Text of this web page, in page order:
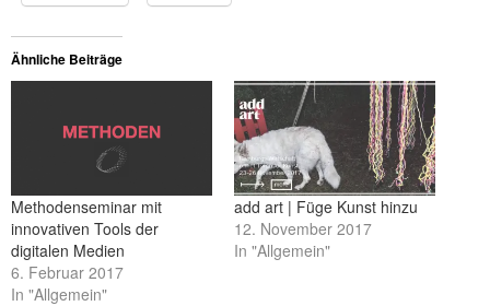
Ähnliche Beiträge
Methodenseminar mit
innovativen Tools der
digitalen Medien
6. Februar 2017
In "Allgemein"
add art | Füge Kunst hinzu
12. November 2017
In "Allgemein"